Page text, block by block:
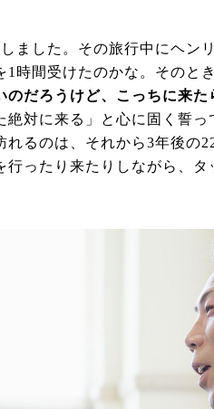
ました。その旅行中にヘン
時間受けたのかな。そのと
のだろうけど、こっちに来た
絶対に来る」と心に固く誓
れるのは、それから3年後の
ったり来たりしながら、タ